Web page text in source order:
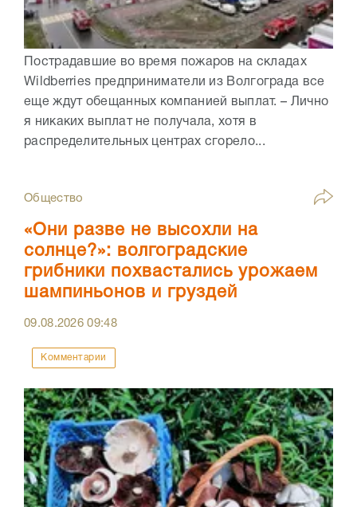
Пострадавшие во время пожаров на складах
Wildberries предприниматели из Волгограда все
еще ждут обещанных компанией выплат. – Лично
я никаких выплат не получала, хотя в
распределительных центрах сгорело...
Общество
«Они разве не высохли на
солнце?»: волгоградские
грибники похвастались урожаем
шампиньонов и груздей
09.08.202609:48
Комментарии